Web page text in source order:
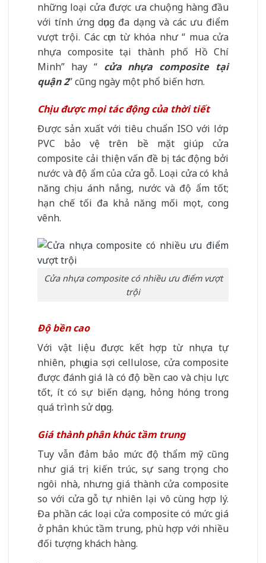
những loại cửa được ưa chuộng hàng đầu
với tính ứng dụng đa dạng và các ưu điểm
vượt trội. Các cụm từ khóa như “ mua cửa
nhựa composite tại thành phố Hồ Chí
Minh” hay “ cửa nhựa composite tại
quận 2” cũng ngày một phổ biến hơn.
Chịu được mọi tác động của thời tiết
Được sản xuất với tiêu chuẩn ISO với lớp
PVC bảo vệ trên bề mặt giúp cửa
composite cải thiện vấn đề bị tác động bởi
nước và độ ẩm của cửa gỗ. Loại cửa có khả
năng chịu ánh nắng, nước và độ ẩm tốt;
hạn chế tối đa khả năng mối mọt, cong
vênh.
Cửa nhựa composite có nhiều ưu điểm vượt
trội
Độ bền cao
Với vật liệu được kết hợp từ nhựa tự
nhiên, phụ gia sợi cellulose, cửa composite
được đánh giá là có độ bền cao và chịu lực
tốt, ít có sự biến dạng, hỏng hóng trong
quá trình sử dụng.
Giá thành phân khúc tầm trung
Tuy vẫn đảm bảo mức độ thẩm mỹ cũng
như giá trị kiến trúc, sự sang trọng cho
ngôi nhà, nhưng giá thành cửa composite
so với cửa gỗ tự nhiên lại vô cùng hợp lý.
Đa phần các loại cửa composite có mức giá
ở phân khúc tầm trung, phù hợp với nhiều
đối tượng khách hàng.